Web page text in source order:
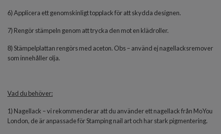
6) Applicera ett genomskinligt topplack för att skydda designen.
7) Rengör stämpeln genom att trycka den mot en klädroller.
8) Stämpelplattan rengörs med aceton. Obs – använd ej nagellacksremover
som innehåller olja.
Vad du behöver:
1) Nagellack – vi rekommenderar att du använder ett nagellack från MoYou
London, de är anpassade för Stamping nail art och har stark pigmentering.